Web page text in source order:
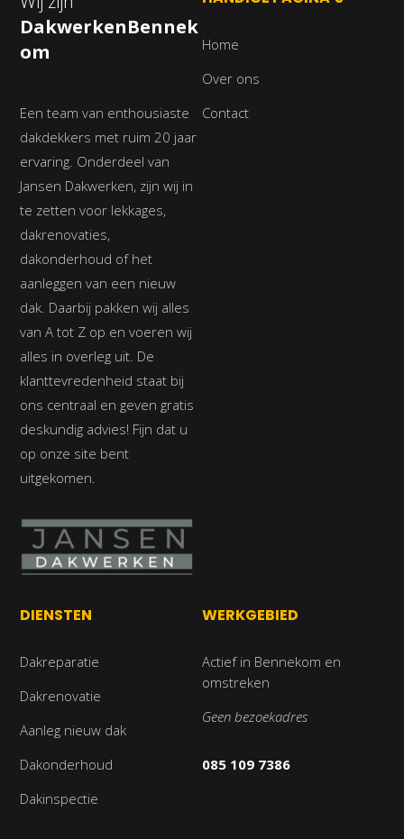
DakwerkenBennek
om
Een team van enthousiaste
dakdekkers met ruim 20 jaar
ervaring. Onderdeel van
Jansen Dakwerken, zijn wij in
te zetten voor lekkages,
dakrenovaties,
dakonderhoud of het
aanleggen van een nieuw
dak. Daarbij pakken wij alles
van A tot Z op en voeren wij
alles in overleg uit. De
klanttevredenheid staat bij
ons centraal en geven gratis
deskundig advies! Fijn dat u
op onze site bent
uitgekomen.
Home
Over ons
Contact
DIENSTEN
Dakreparatie
Dakrenovatie
Aanleg nieuw dak
Dakonderhoud
Dakinspectie
WERKGEBIED
Actief in Bennekom en
omstreken
Geen bezoekadres
085 109 7386